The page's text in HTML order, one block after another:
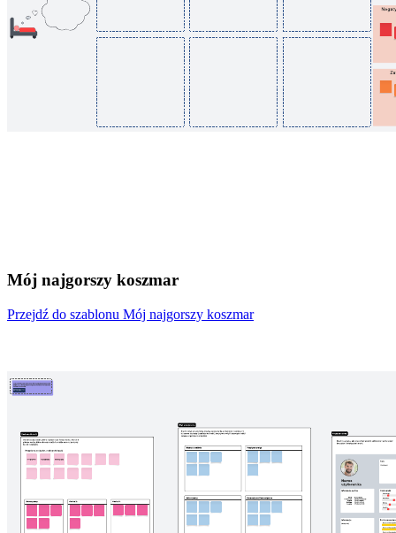
Mój najgorszy koszmar
Przejdź do szablonu Mój najgorszy koszmar